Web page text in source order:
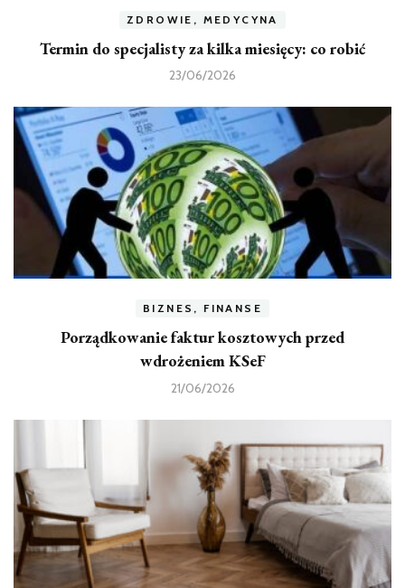
ZDROWIE, MEDYCYNA
Termin do specjalisty za kilka miesięcy: co robić
23/06/2026
BIZNES, FINANSE
Porządkowanie faktur kosztowych przed
wdrożeniem KSeF
21/06/2026